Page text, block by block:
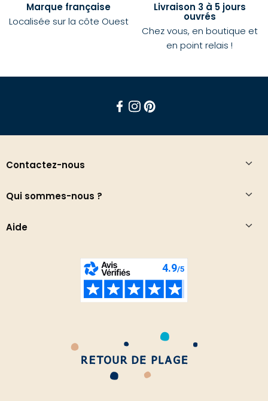
Marque française
Localisée sur la côte Ouest
Livraison 3 à 5 jours
ouvrés
Chez vous, en boutique et
en point relais !
Contactez-nous
Qui sommes-nous ?
Aide